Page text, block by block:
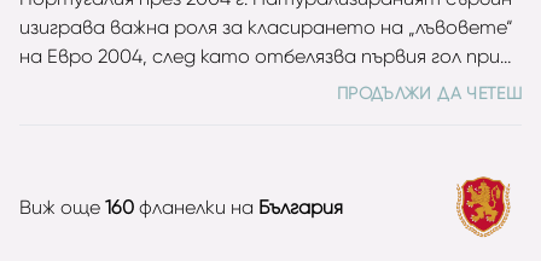
изиграва важна роля за класирането на „лъвовете“
на Евро 2004, след като отбелязва първия гол при
ключовата победа с 2:0 като гост на Белгия на
последният голям форум, на който българският
национален отбор участва до момента. Въпреки че
воденият от Пламен Марков състав се представя
ПРОДЪЛЖИ ДА ЧЕТЕШ
Виж още 160 фланелки на България